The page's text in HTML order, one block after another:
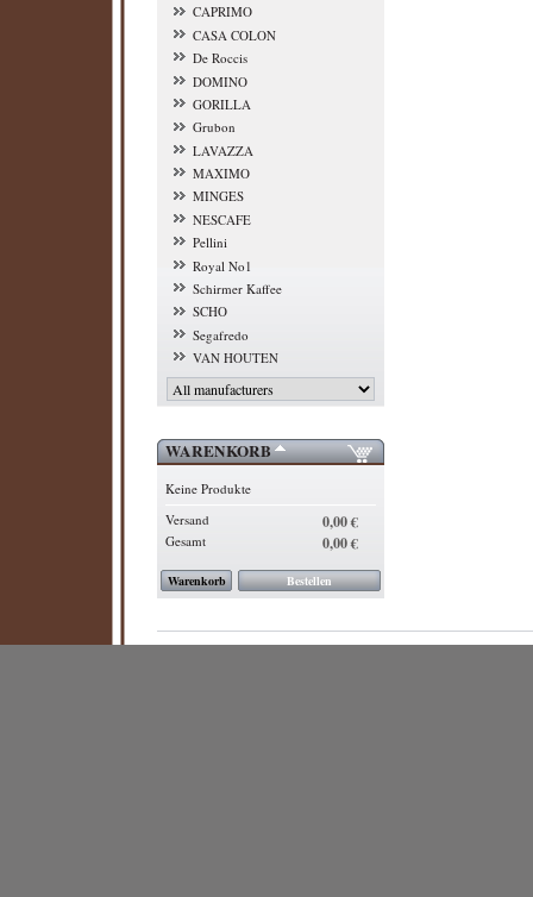
CAPRIMO
CASA COLON
De Roccis
DOMINO
GORILLA
Grubon
LAVAZZA
MAXIMO
MINGES
NESCAFE
Pellini
Royal No1
Schirmer Kaffee
SCHO
Segafredo
VAN HOUTEN
WARENKORB
Keine Produkte
Versand
0,00 €
Gesamt 0,00 €
Warenkorb Bestellen